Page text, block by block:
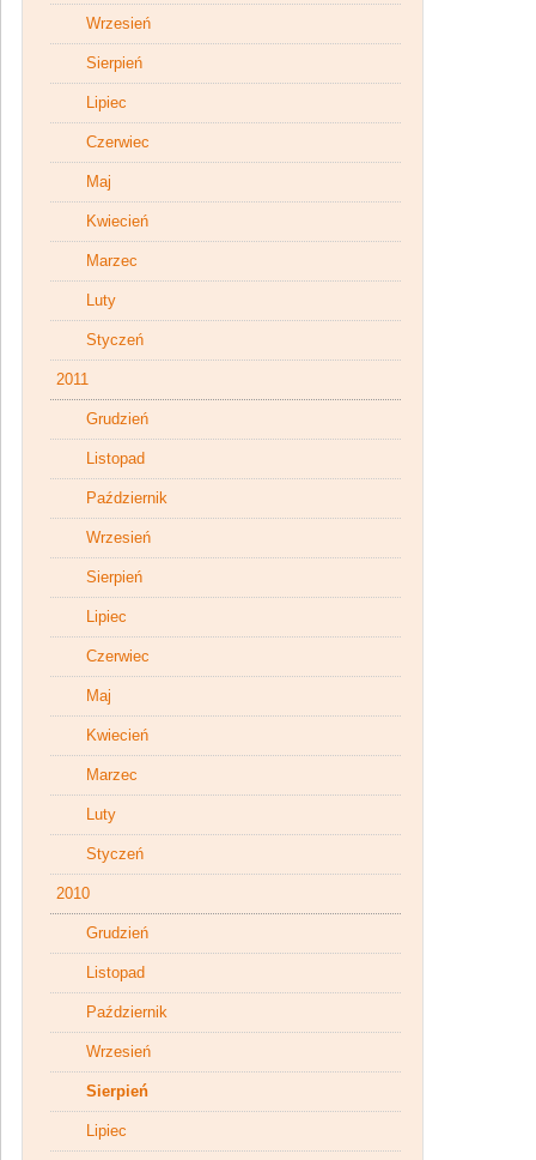
Wrzesień
Sierpień
Lipiec
Czerwiec
Maj
Kwiecień
Marzec
Luty
Styczeń
2011
Grudzień
Listopad
Październik
Wrzesień
Sierpień
Lipiec
Czerwiec
Maj
Kwiecień
Marzec
Luty
Styczeń
2010
Grudzień
Listopad
Październik
Wrzesień
Sierpień
Lipiec